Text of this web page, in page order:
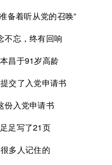
备着听从党的召唤”
不忘，终有回响
昌于91岁高龄
交了入党申请书
份入党申请书
足足写了21页
很多人记住的